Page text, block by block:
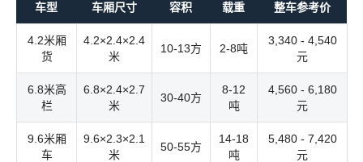
车型 车厢尺寸 容积 载重 整车参考价
4.2米厢
货
4.2×2.4×2.4
米
10-13方 2-8吨
3,340 - 4,540
元
6.8米高
栏
6.8×2.4×2.7
米
30-40方
8-12
吨
4,560 - 6,180
元
9.6米厢
车
9.6×2.3×2.1
米
50-55方
14-18
吨
5,480 - 7,420
元